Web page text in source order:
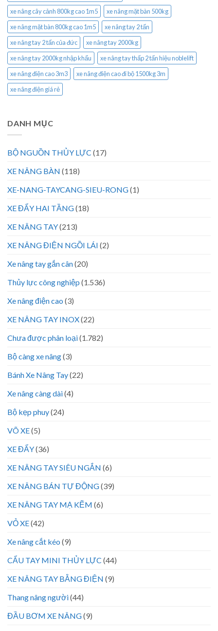
xe nâng cây cảnh 800kg cao 1m5
xe nâng mặt bàn 500kg
xe nâng mặt bàn 800kg cao 1m5
xe nâng tay 2 tấn
xe nâng tay 2 tấn của đức
xe nâng tay 2000kg
xe nâng tay 2000kg nhập khẩu
xe nâng tay thấp 2 tấn hiệu noblelift
xe nâng điện cao 3m3
xe nâng điện cao đi bộ 1500kg 3m
xe nâng điện giá rẻ
DANH MỤC
BỘ NGUỒN THỦY LỰC (17)
XE NÂNG BÀN (118)
XE-NANG-TAYCANG-SIEU-RONG(1)
XE ĐẨY HAI TẦNG(18)
XE NÂNG TAY(213)
XE NÂNG ĐIỆN NGỒI LÁI (2)
Xe nâng tay gắn cân(20)
Thủy lực công nghiệp (1.536)
Xe nâng điện cao (3)
XE NÂNG TAY INOX(22)
Chưa được phân loại(1.782)
Bộ càng xe nâng(3)
Bánh Xe Nâng Tay(22)
Xe nâng càng dài(4)
Bộ kẹp phuy(24)
VÕ XE(5)
XE ĐẨY(36)
XE NÂNG TAY SIÊU NGẮN (6)
XE NÂNG BÁN TỰ ĐỘNG(39)
XE NÂNG TAY MẠ KẼM (6)
VỎ XE(42)
Xe nâng cắt kéo (9)
CẨU TAY MINI THỦY LỰC (44)
XE NÂNG TAY BẰNG ĐIỆN (9)
Thang nâng người(44)
ĐẦU BƠM XE NÂNG(9)